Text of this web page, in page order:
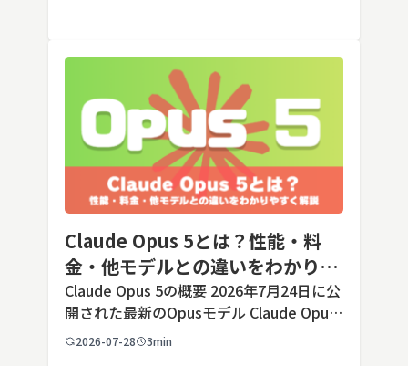
Claude Opus 5とは？性能・料
金・他モデルとの違いをわかりや
すく解説
Claude Opus 5の概要 2026年7月24日に公
開された最新のOpusモデル Claude Opus
5は、米国のAI企業Anthropic（アンソロピ
2026-07-28 3min